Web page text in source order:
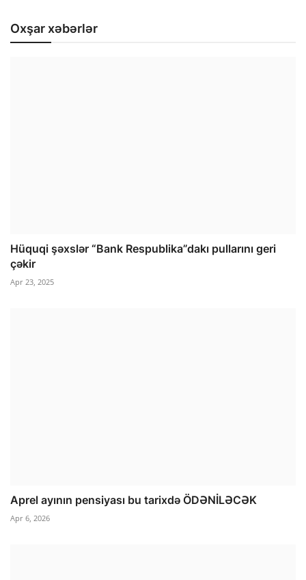
Oxşar xəbərlər
Hüquqi şəxslər “Bank Respublika”dakı pullarını geri
çəkir
Apr 23, 2025
Aprel ayının pensiyası bu tarixdə ÖDƏNİLƏCƏK
Apr 6, 2026